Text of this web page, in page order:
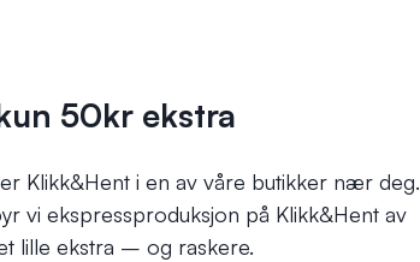
50kr ekstra
Klikk&Hent i en av våre butikker nær deg.
vi ekspressproduksjon på Klikk&Hent av
lille ekstra – og raskere.